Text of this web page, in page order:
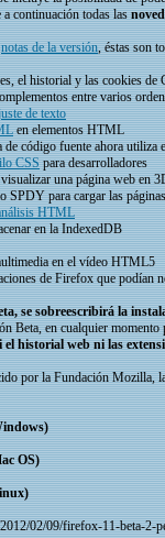
a continuación todas las
notas de la versión, éstas son
el historial y las cookies de
entre varios
de texto
en elementos HTML
de código fuente ahora
CSSpara desarrolladores
una página web en
SPDY para cargar las
HTML
en la IndexedDB
en el vídeo HTML5
de Firefox que podían
se sobreescribirá la
Beta, en cualquier momento
historial web ni las
por la Fundación Mozilla,
OS)
02/09/firefox-11-beta-2-